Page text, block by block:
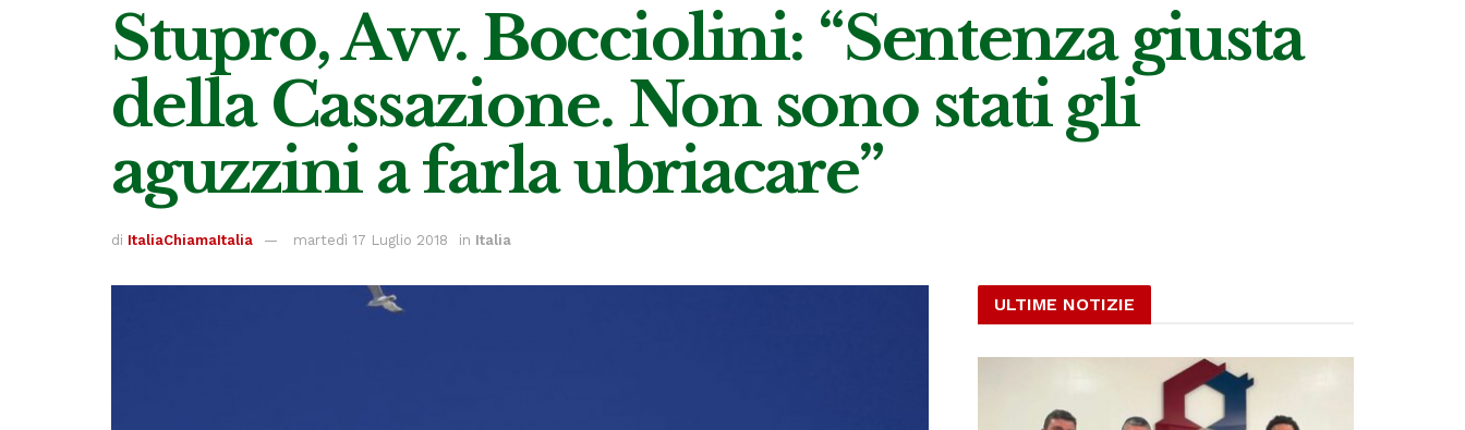
Stupro, Avv. Bocciolini: “Sentenza giusta
della Cassazione. Non sono stati gli
aguzzini a farla ubriacare”
di ItaliaChiamaItalia martedì 17 Luglio 2018 in Italia
ULTIME NOTIZIE